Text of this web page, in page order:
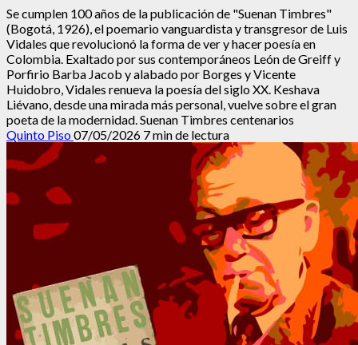
Se cumplen 100 años de la publicación de "Suenan Timbres"
(Bogotá, 1926), el poemario vanguardista y transgresor de Luis
Vidales que revolucionó la forma de ver y hacer poesía en
Colombia. Exaltado por sus contemporáneos León de Greiff y
Porfirio Barba Jacob y alabado por Borges y Vicente
Huidobro, Vidales renueva la poesía del siglo XX. Keshava
Liévano, desde una mirada más personal, vuelve sobre el gran
poeta de la modernidad. Suenan Timbres centenarios
Quinto Piso07/05/2026 7 min de lectura